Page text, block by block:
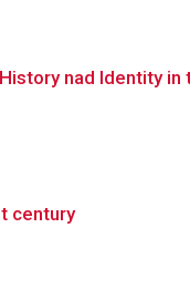
nad Identity in
century